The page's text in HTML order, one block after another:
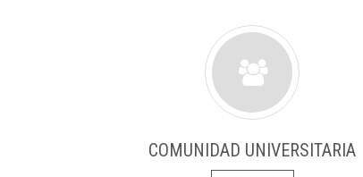
COMUNIDAD UNIVERSITARIA